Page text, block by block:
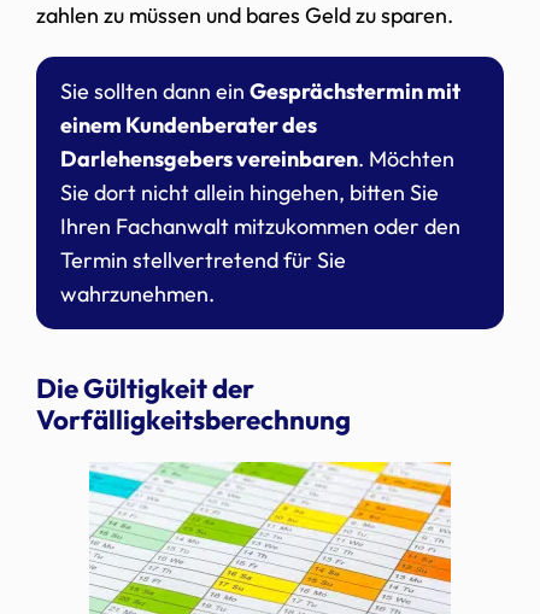
zahlen zu müssen und bares Geld zu sparen.
Sie sollten dann ein Gesprächstermin mit
einem Kundenberater des
Darlehensgebers vereinbaren. Möchten
Sie dort nicht allein hingehen, bitten Sie
Ihren Fachanwalt mitzukommen oder den
Termin stellvertretend für Sie
wahrzunehmen.
Die Gültigkeit der
Vorfälligkeitsberechnung